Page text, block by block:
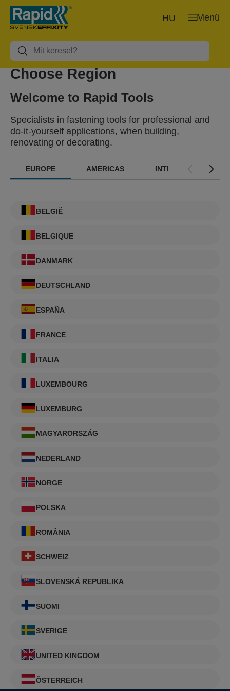
Menü
HU
Choose Region
Welcome to Rapid Tools
Specialists in fastening tools for professional and
do-it-yourself applications, when building,
renovating or decorating.
EUROPE AMERICAS INTERNATIONAL
BELGIË
BELGIQUE
DANMARK
DEUTSCHLAND
ESPAÑA
FRANCE
ITALIA
LUXEMBOURG
LUXEMBURG
MAGYARORSZÁG
NEDERLAND
NORGE
POLSKA
ROMÂNIA
SCHWEIZ
SLOVENSKÁ REPUBLIKA
SUOMI
SVERIGE
UNITED KINGDOM
ÖSTERREICH